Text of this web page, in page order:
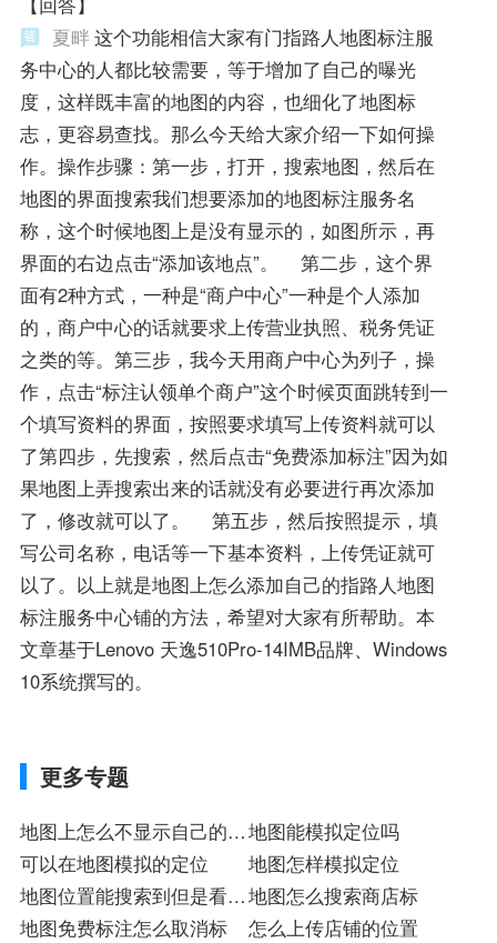
夏畔这个功能相信大家有门指路人地图标注服
务中心的人都比较需要，等于增加了自己的曝光
度，这样既丰富的地图的内容，也细化了地图标
志，更容易查找。那么今天给大家介绍一下如何操
作。操作步骤：第一步，打开，搜索地图，然后在
地图的界面搜索我们想要添加的地图标注服务名
称，这个时候地图上是没有显示的，如图所示，再
界面的右边点击“添加该地点”。 第二步，这个界
面有2种方式，一种是“商户中心”一种是个人添加
的，商户中心的话就要求上传营业执照、税务凭证
之类的等。第三步，我今天用商户中心为列子，操
作，点击“标注认领单个商户”这个时候页面跳转到一
个填写资料的界面，按照要求填写上传资料就可以
了第四步，先搜索，然后点击“免费添加标注”因为如
果地图上弄搜索出来的话就没有必要进行再次添加
了，修改就可以了。 第五步，然后按照提示，填
写公司名称，电话等一下基本资料，上传凭证就可
以了。以上就是地图上怎么添加自己的指路人地图
标注服务中心铺的方法，希望对大家有所帮助。本
文章基于Lenovo 天逸510Pro-14IMB品牌、Windows
10系统撰写的。
更多专题
地图上怎么不显示自己的店
铺名称
地图能模拟定位吗
可以在地图模拟的定位
地图怎样模拟定位
地图位置能搜索到但是看不
到
地图怎么搜索商店标
地图免费标注怎么取消标
怎么上传店铺的位置